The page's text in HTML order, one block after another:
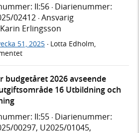
II:56 · Diarienummer:
02412 · Ansvarig
Erlingsson
51, 2025 · Lotta Edholm,
budgetåret 2026 avseende
16 Utbildning och
II:55 · Diarienummer:
00297, U2025/01045,